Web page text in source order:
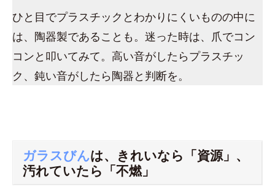
ひと目でプラスチックとわかりにくいものの中に
は、陶器製であることも。迷った時は、爪でコン
コンと叩いてみて。高い音がしたらプラスチッ
ク、鈍い音がしたら陶器と判断を。
ガラスびんは、きれいなら「資源」、
汚れていたら「不燃」